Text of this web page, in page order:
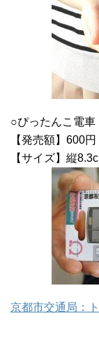
○ぴったんこ電車
【発売額】600円
【サイズ】縦
京都市交通局：